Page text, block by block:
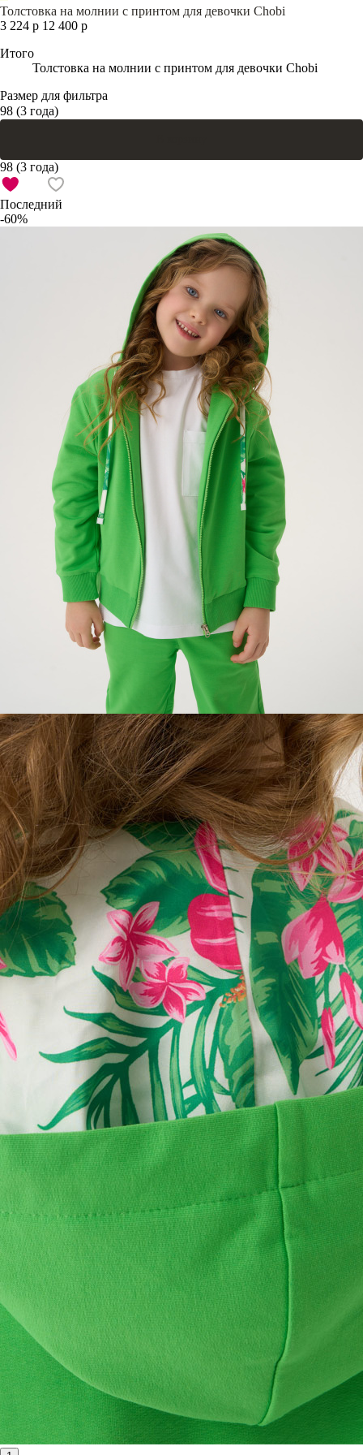
Толстовка на молнии с принтом для девочки Chobi
3 224 р 12 400 р
Итого
Толстовка на молнии с принтом для девочки Chobi
Размер для фильтра
98 (3 года)
98 (3 года)
Последний
-60%